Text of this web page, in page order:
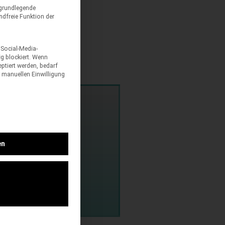
Funktion der
Media-
blockiert. Wenn
werden, bedarf
Einwilligung